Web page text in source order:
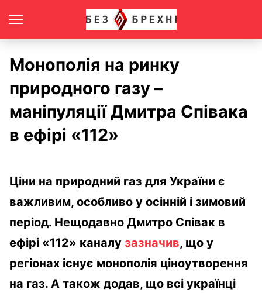
Монополія на ринку
природного газу –
маніпуляції Дмитра Співака
в ефірі «112»
Ціни на природний газ для України є
важливим, особливо у осінній і зимовий
період. Нещодавно Дмитро Співак в
ефірі «112» каналу зазначив, що у
регіонах існує монополія ціноутворення
на газ. А також додав, що всі українці